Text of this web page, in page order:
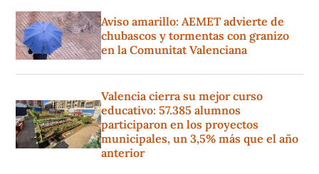
Aviso amarillo: AEMET advierte de
chubascos y tormentas con granizo
en la Comunitat Valenciana
Valencia cierra su mejor curso
educativo: 57.385 alumnos
participaron en los proyectos
municipales, un 3,5% más que el año
anterior